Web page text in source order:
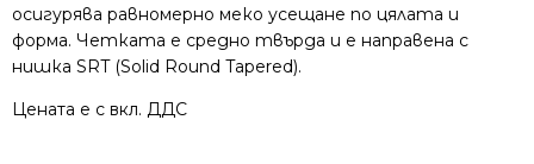
осигурява равномерно меко усещане по цялата и
форма. Четката е средно твърда и е направена с
нишка SRT (Solid Round Tapered).
Цената е с вкл. ДДС